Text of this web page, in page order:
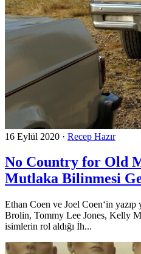
16 Eylül 2020 · Recep Hazır
No Country for Old
Mutlaka Bilinmesi
Ethan Coen ve Joel Coen‘in
Brolin, Tommy Lee Jones, Kelly
isimlerin rol aldığı İh...